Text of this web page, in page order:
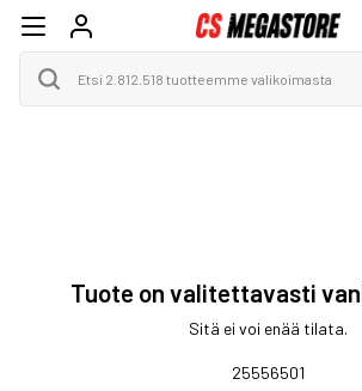
Tuote on valitettavasti
Sitä ei voi enää tilata.
25556501